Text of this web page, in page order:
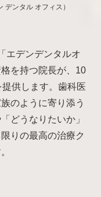
デンタル オフィス）
エデンデンタルオ
を持つ院長が、10
供します。歯科医
のように寄り添う
どうなりたいか」
りの最高の治療ク